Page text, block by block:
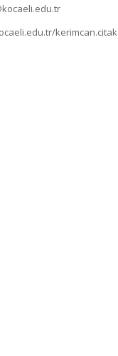
kerimcan.citak